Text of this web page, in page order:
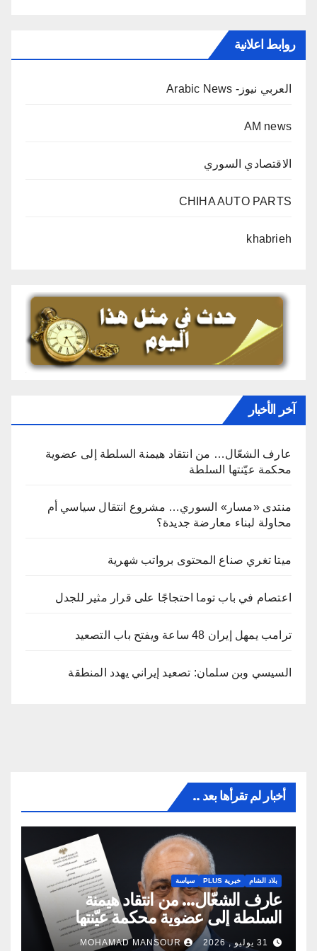
روابط اعلانية
العربي نيوز- Arabic News
AM news
الاقتصادي السوري
CHIHA AUTO PARTS
khabrieh
آخر الأخبار
عارف الشعّال… من انتقاد هيمنة السلطة إلى عضوية
محكمة عيّنتها السلطة
منتدى «مسار» السوري… مشروع انتقال سياسي أم
محاولة لبناء معارضة جديدة؟
ميتا تغري صناع المحتوى برواتب شهرية
اعتصام في باب توما احتجاجًا على قرار مثير للجدل
ترامب يمهل إيران 48 ساعة ويفتح باب التصعيد
السيسي وبن سلمان: تصعيد إيراني يهدد المنطقة
أخبار لم تقرأها بعد ..
بلاد الشام خبرية PLUS سياسة
عارف الشعّال… من انتقاد هيمنة
السلطة إلى عضوية محكمة عيّنتها
السلطة
31 يوليو , 2026 MOHAMAD MANSOUR